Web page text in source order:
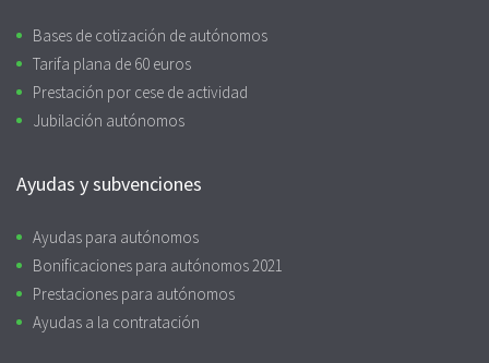
Bases de cotización de autónomos
Tarifa plana de 60 euros
Prestación por cese de actividad
Jubilación autónomos
Ayudas y subvenciones
Ayudas para autónomos
Bonificaciones para autónomos 2021
Prestaciones para autónomos
Ayudas a la contratación